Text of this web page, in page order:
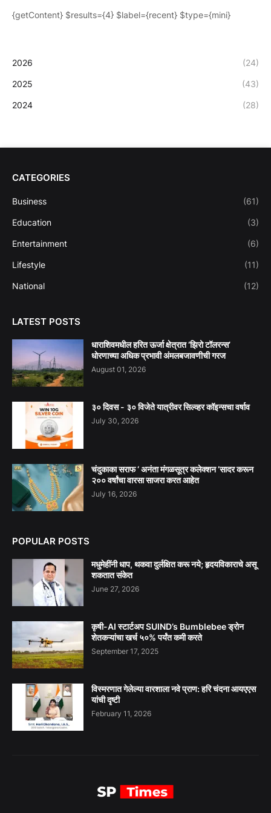
{getContent} $results={4} $label={recent} $type={mini}
2026 (24)
2025 (43)
2024 (28)
CATEGORIES
Business (61)
Education (3)
Entertainment (6)
Lifestyle (11)
National (12)
LATEST POSTS
धाराशिवमधील हरित ऊर्जा क्षेत्रात ‘झिरो टॉलरन्स’
धोरणाच्या अधिक प्रभावी अंमलबजावणीची गरज
August 01, 2026
३० दिवस - ३० विजेते यात्रीवर सिल्व्हर कॉइन्सचा वर्षाव
July 30, 2026
चंदुकाका सराफ ‘ अनंता मंगळसूत्र कलेक्शन ’सादर करून
२०० वर्षांचा वारसा साजरा करत आहेत
July 16, 2026
POPULAR POSTS
मधुमेहींनी धाप, थकवा दुर्लक्षित करू नये; हृदयविकाराचे असू
शकतात संकेत
June 27, 2026
कृषी-AI स्टार्टअप SUIND’s Bumblebee ड्रोन
शेतकऱ्यांचा खर्च ५०% पर्यंत कमी करते
September 17, 2025
विस्मरणात गेलेल्या वारशाला नवे प्राण: हरि चंदना आयएएस
यांची दृष्टी
February 11, 2026